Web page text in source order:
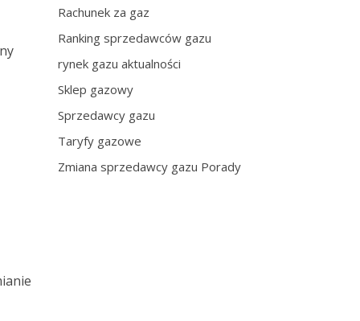
Rachunek za gaz
Ranking sprzedawców gazu
rynek gazu aktualności
Sklep gazowy
Sprzedawcy gazu
Taryfy gazowe
Zmiana sprzedawcy gazu Porady